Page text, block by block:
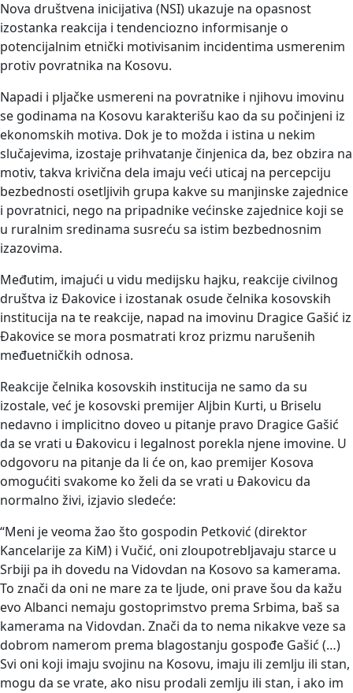
Nova društvena inicijativa (NSI) ukazuje na opasnost
izostanka reakcija i tendenciozno informisanje o
potencijalnim etnički motivisanim incidentima usmerenim
protiv povratnika na Kosovu.
Napadi i pljačke usmereni na povratnike i njihovu imovinu
se godinama na Kosovu karakterišu kao da su počinjeni iz
ekonomskih motiva. Dok je to možda i istina u nekim
slučajevima, izostaje prihvatanje činjenica da, bez obzira na
motiv, takva krivična dela imaju veći uticaj na percepciju
bezbednosti osetljivih grupa kakve su manjinske zajednice
i povratnici, nego na pripadnike većinske zajednice koji se
u ruralnim sredinama susreću sa istim bezbednosnim
izazovima.
Međutim, imajući u vidu medijsku hajku, reakcije civilnog
društva iz Đakovice i izostanak osude čelnika kosovskih
institucija na te reakcije, napad na imovinu Dragice Gašić iz
Đakovice se mora posmatrati kroz prizmu narušenih
međuetničkih odnosa.
Reakcije čelnika kosovskih institucija ne samo da su
izostale, već je kosovski premijer Aljbin Kurti, u Briselu
nedavno i implicitno doveo u pitanje pravo Dragice Gašić
da se vrati u Đakovicu i legalnost porekla njene imovine. U
odgovoru na pitanje da li će on, kao premijer Kosova
omogućiti svakome ko želi da se vrati u Đakovicu da
normalno živi, izjavio sledeće:
“Meni je veoma žao što gospodin Petković (direktor
Kancelarije za KiM) i Vučić, oni zloupotrebljavaju starce u
Srbiji pa ih dovedu na Vidovdan na Kosovo sa kamerama.
To znači da oni ne mare za te ljude, oni prave šou da kažu
evo Albanci nemaju gostoprimstvo prema Srbima, baš sa
kamerama na Vidovdan. Znači da to nema nikakve veze sa
dobrom namerom prema blagostanju gospođe Gašić (…)
Svi oni koji imaju svojinu na Kosovu, imaju ili zemlju ili stan,
mogu da se vrate, ako nisu prodali zemlju ili stan, i ako im